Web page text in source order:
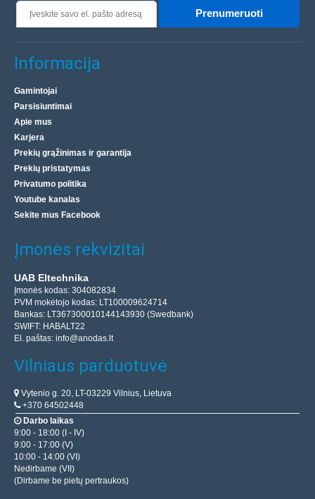
Prenumeruoti
Informacija
Gamintojai
Parsisiuntimai
Apie mus
Karjera
Prekių grąžinimas ir garantija
Prekių pristatymas
Privatumo politika
Youtube kanalas
Sekite mus Facebook
Įmonės rekvizitai
UAB Eltechnika
Įmonės kodas: 304082834
PVM mokėtojo kodas: LT100009624714
Bankas: LT367300010144143930 (Swedbank)
SWIFT: HABALT22
El. paštas: info@anodas.lt
Vilniaus parduotuvė
Vytenio g. 20, LT-03229 Vilnius, Lietuva
+370 64502448
Darbo laikas
9:00 - 18:00 (I - IV)
9:00 - 17:00 (V)
10:00 - 14:00 (VI)
Nedirbame (VII)
(Dirbame be pietų pertraukos)